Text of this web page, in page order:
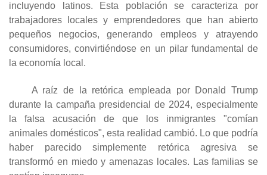
incluyendo latinos. Esta población se caracteriza por
trabajadores locales y emprendedores que han abierto
pequeños negocios, generando empleos y atrayendo
consumidores, convirtiéndose en un pilar fundamental de
la economía local.
A raíz de la retórica empleada por Donald Trump
durante la campaña presidencial de 2024, especialmente
la falsa acusación de que los inmigrantes "comían
animales domésticos", esta realidad cambió. Lo que podría
haber parecido simplemente retórica agresiva se
transformó en miedo y amenazas locales. Las familias se